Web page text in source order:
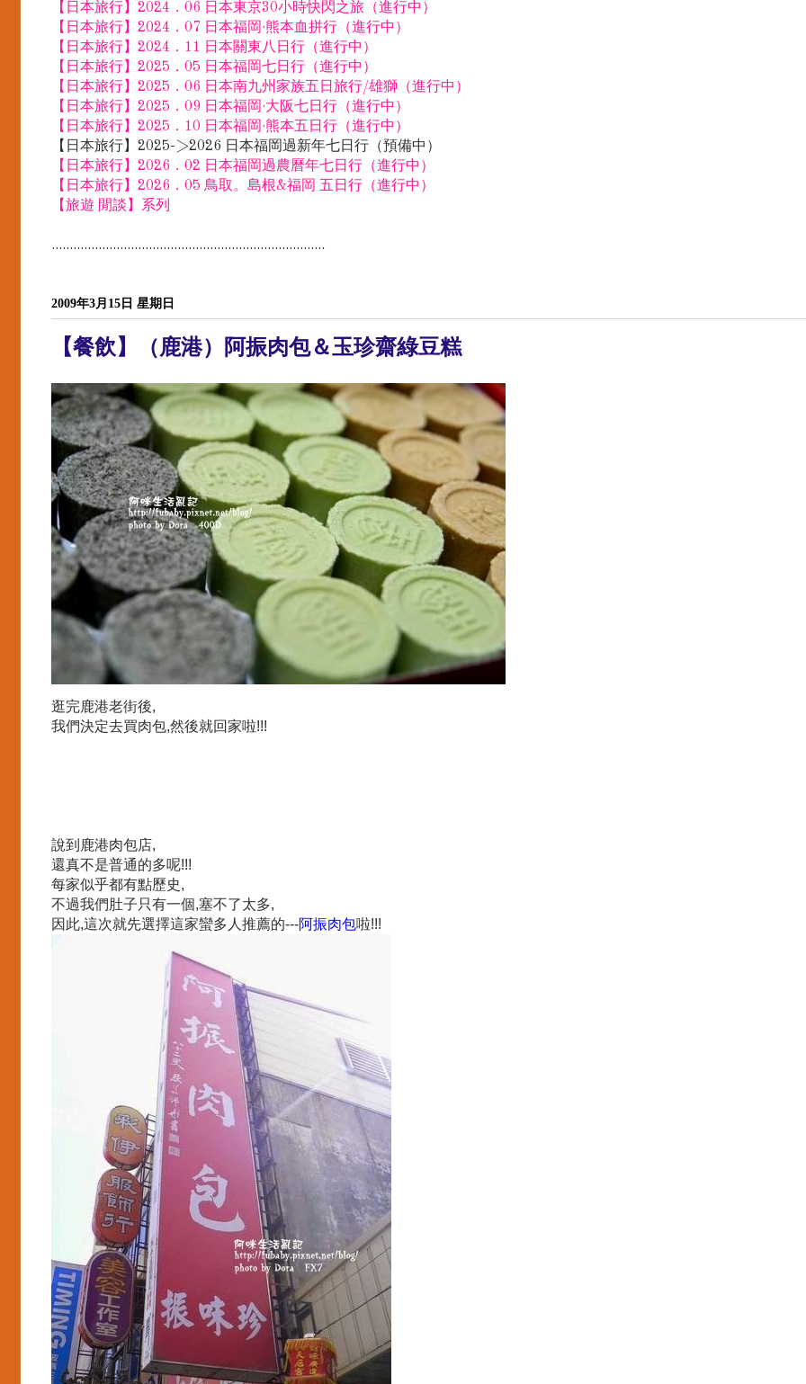
【日本旅行】2024．06 日本東京30小時快閃之旅（進行中）
【日本旅行】2024．07 日本福岡·熊本血拼行（進行中）
【日本旅行】2024．11 日本關東八日行（進行中）
【日本旅行】2025．05 日本福岡七日行（進行中）
【日本旅行】2025．06 日本南九州家族五日旅行/雄獅（進行中）
【日本旅行】2025．09 日本福岡·大阪七日行（進行中）
【日本旅行】2025．10 日本福岡·熊本五日行（進行中）
【日本旅行】2025->2026 日本福岡過新年七日行（預備中）
【日本旅行】2026．02 日本福岡過農曆年七日行（進行中）
【日本旅行】2026．05 鳥取。島根&福岡 五日行（進行中）
【旅遊 閒談】系列
............................................................................
2009年3月15日 星期日
【餐飲】（鹿港）阿振肉包＆玉珍齋綠豆糕
逛完鹿港老街後,
我們決定去買肉包,然後就回家啦!!!
說到鹿港肉包店,
還真不是普通的多呢!!!
每家似乎都有點歷史,
不過我們肚子只有一個,塞不了太多,
因此,這次就先選擇這家蠻多人推薦的---阿振肉包啦!!!